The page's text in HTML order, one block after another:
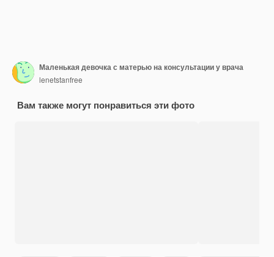
Маленькая девочка с матерью на консультации у врача
lenetstanfree
Вам также могут понравиться эти фото